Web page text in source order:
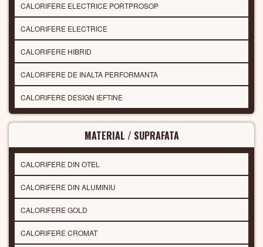
CALORIFERE ELECTRICE PORTPROSOP
CALORIFERE ELECTRICE
CALORIFERE HIBRID
CALORIFERE DE INALTA PERFORMANTA
CALORIFERE DESIGN IEFTINE
MATERIAL / SUPRAFATA
CALORIFERE DIN OTEL
CALORIFERE DIN ALUMINIU
CALORIFERE GOLD
CALORIFERE CROMAT